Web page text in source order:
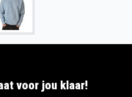
voor jou klaar!